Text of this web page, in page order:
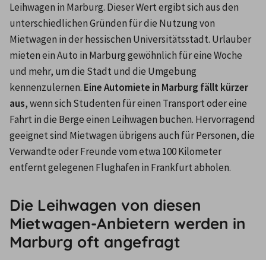
Leihwagen in Marburg. Dieser Wert ergibt sich aus den
unterschiedlichen Gründen für die Nutzung von
Mietwagen in der hessischen Universitätsstadt. Urlauber
mieten ein Auto in Marburg gewöhnlich für eine Woche
und mehr, um die Stadt und die Umgebung
kennenzulernen. Eine Automiete in Marburg fällt kürzer
aus, wenn sich Studenten für einen Transport oder eine
Fahrt in die Berge einen Leihwagen buchen. Hervorragend
geeignet sind Mietwagen übrigens auch für Personen, die
Verwandte oder Freunde vom etwa 100 Kilometer
entfernt gelegenen Flughafen in Frankfurt abholen.
Die Leihwagen von diesen
Mietwagen-Anbietern werden in
Marburg oft angefragt